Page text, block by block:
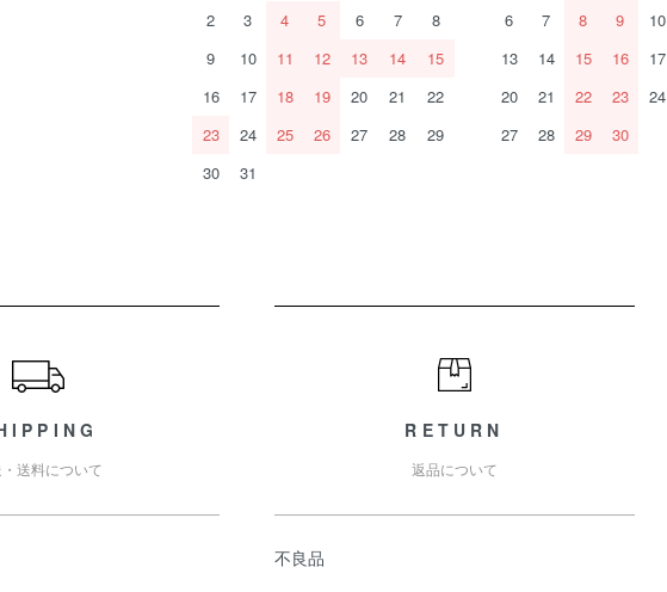
2
3 4 5 6 7
8
9
10 11 12 13 14
15
16
17 18 19 20 21
22
23
24 25 26 27 28
29
30
31
6
7 8 9 10
13
14 15 16 17
20
21 22 23 24
27
28 29 30
送料について
RETURN
返品について
不良品